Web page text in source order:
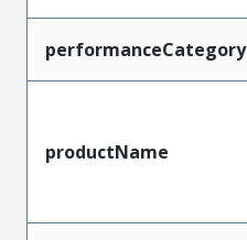
performanceCategory
productName